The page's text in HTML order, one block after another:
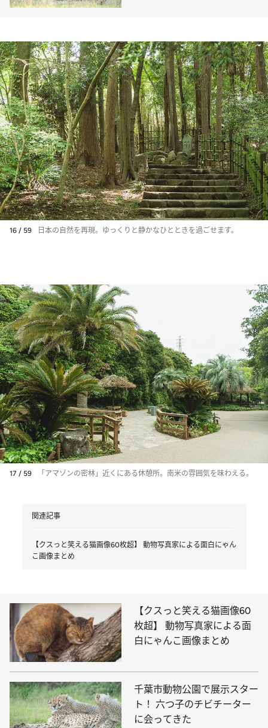
16 / 59 日本の自然を再現。ゆっくりと静かなひとときを過ごせます。
17 / 59 「アマゾンの密林」近くにある休憩所。南米の雰囲気を味わえる。
関連記事
【クスっと笑える猫画像60枚超】 動物写真家による面白にゃん
こ画像まとめ
【クスっと笑える猫画像60
枚超】 動物写真家による面
白にゃんこ画像まとめ
千葉市動物公園で展示スター
ト！ 六つ子のチビチーター
に会ってきた